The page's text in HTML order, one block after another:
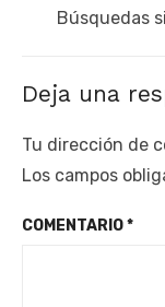
Next
Búsquedas
Deja una
Tu dirección de
Los campos
COMENTARIO*